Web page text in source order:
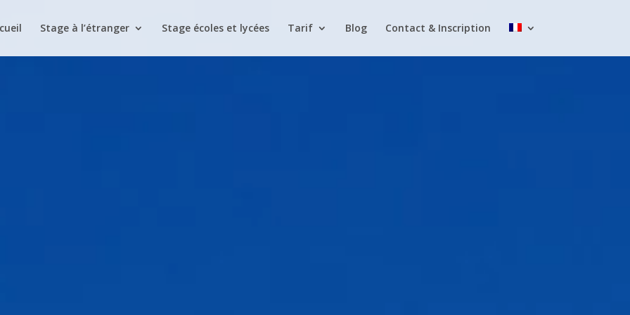
Stage à l’étranger Stage écoles et lycées Tarif Blog Contact & Inscription